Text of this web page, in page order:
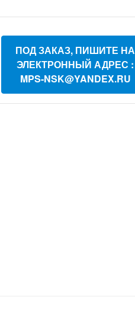
ПОД ЗАКАЗ, ПИШИТЕ НА
ЭЛЕКТРОННЫЙ АДРЕС :
MPS-NSK@YANDEX.RU